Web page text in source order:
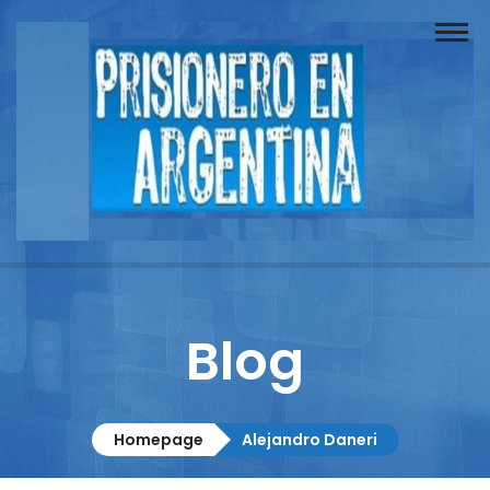
Buscador
Documentos
Columnistas
Contacto
Blog
Homepage Alejandro Daneri